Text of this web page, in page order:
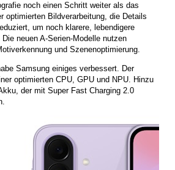
noch einen Schritt weiter als das
optimierten Bildverarbeitung, die Details
um noch klarere, lebendigere
neuen A-Serien-Modelle nutzen
und Szenenoptimierung.
Samsung einiges verbessert. Der
optimierten CPU, GPU und NPU. Hinzu
der mit Super Fast Charging 2.0